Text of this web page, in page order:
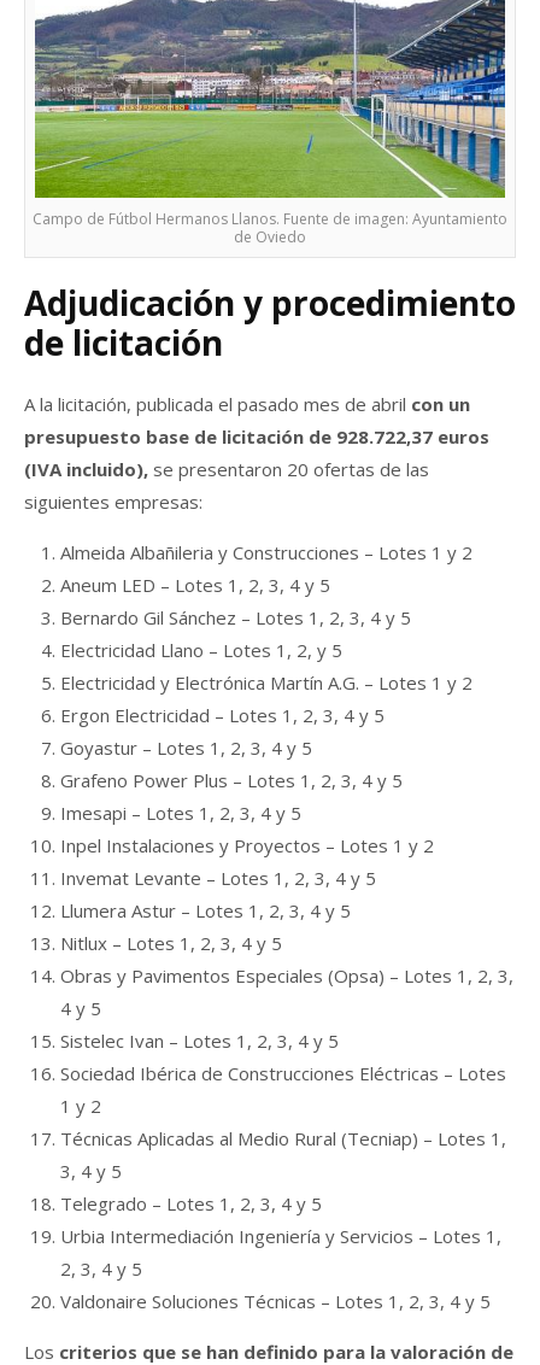
Campo de Fútbol Hermanos Llanos. Fuente de imagen: Ayuntamiento
de Oviedo
Adjudicación y procedimiento
de licitación
A la licitación, publicada el pasado mes de abril con un
presupuesto base de licitación de 928.722,37 euros
(IVA incluido), se presentaron 20 ofertas de las
siguientes empresas:
Almeida Albañileria y Construcciones – Lotes 1 y 2
Aneum LED – Lotes 1, 2, 3, 4 y 5
Bernardo Gil Sánchez – Lotes 1, 2, 3, 4 y 5
Electricidad Llano – Lotes 1, 2, y 5
Electricidad y Electrónica Martín A.G. – Lotes 1 y 2
Ergon Electricidad – Lotes 1, 2, 3, 4 y 5
Goyastur – Lotes 1, 2, 3, 4 y 5
Grafeno Power Plus – Lotes 1, 2, 3, 4 y 5
Imesapi – Lotes 1, 2, 3, 4 y 5
Inpel Instalaciones y Proyectos – Lotes 1 y 2
Invemat Levante – Lotes 1, 2, 3, 4 y 5
Llumera Astur – Lotes 1, 2, 3, 4 y 5
Nitlux – Lotes 1, 2, 3, 4 y 5
Obras y Pavimentos Especiales (Opsa) – Lotes 1, 2, 3,
4 y 5
Sistelec Ivan – Lotes 1, 2, 3, 4 y 5
Sociedad Ibérica de Construcciones Eléctricas – Lotes
1 y 2
Técnicas Aplicadas al Medio Rural (Tecniap) – Lotes 1,
3, 4 y 5
Telegrado – Lotes 1, 2, 3, 4 y 5
Urbia Intermediación Ingeniería y Servicios – Lotes 1,
2, 3, 4 y 5
Valdonaire Soluciones Técnicas – Lotes 1, 2, 3, 4 y 5
Los criterios que se han definido para la valoración de